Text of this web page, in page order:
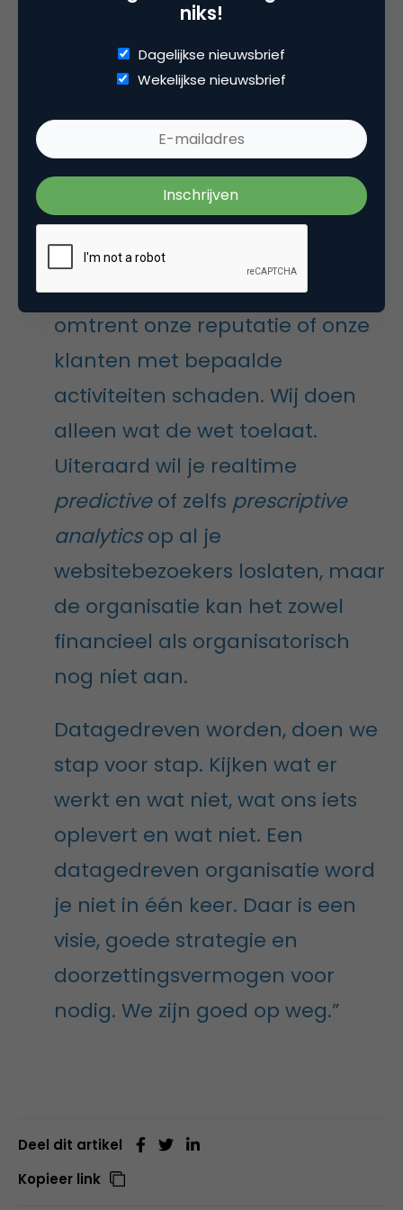
klimaat worden bezoekersprofielen per sector
geformuleerd, op klantniveau mag je deze
worden geanonimiseerd alvorens er iets met de
gegevens gebeurt.
Anouk: “Wij nemen de privacy
van onze klanten heel serieus.
Wij willen geen risico’s lopen
omtrent onze reputatie of onze
klanten met bepaalde
activiteiten schaden. Wij doen
alleen wat de wet toelaat.
Uiteraard wil je realtime
predictiveof zelfs prescriptive
analyticsop al je
websitebezoekers loslaten, maar
de organisatie kan het zowel
financieel als organisatorisch
nog niet aan.
Datagedreven worden, doen we
stap voor stap. Kijken wat er
werkt en wat niet, wat ons iets
oplevert en wat niet. Een
datagedreven organisatie word
je niet in één keer. Daar is een
visie, goede strategie en
doorzettingsvermogen voor
nodig. We zijn goed op weg.”
Deel dit artikel
Kopieer link
niks!
Dagelijkse nieuwsbrief
Wekelijkse nieuwsbrief